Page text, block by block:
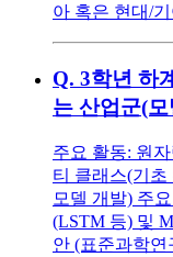
아 혹은 현대/
Q. 3학년 하
는 산업군(
주요 활동: 원
티 클래스(기초
모델 개발) 주
(LSTM 등) 및
안 (표준과학연